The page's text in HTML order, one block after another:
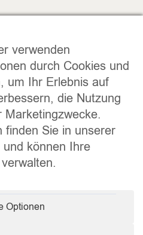
verwenden
durch Cookies und
um Ihr Erlebnis auf
die Nutzung
Sie in unserer
können Ihre
Optionen